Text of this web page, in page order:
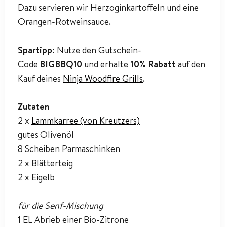
Dazu servieren wir Herzoginkartoffeln und eine
Orangen-Rotweinsauce.
Spartipp: Nutze den Gutschein-
Code BIGBBQ10 und erhalte 10% Rabatt auf den
Kauf deines Ninja Woodfire Grills.
Zutaten
2 x Lammkarree (von Kreutzers)
gutes Olivenöl
8 Scheiben Parmaschinken
2 x Blätterteig
2 x Eigelb
für die Senf-Mischung
1 EL Abrieb einer Bio-Zitrone